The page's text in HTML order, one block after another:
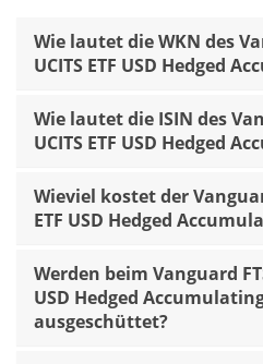
Wie lautet die WKN des
UCITS ETF USD Hedged
Wie lautet die ISIN des
UCITS ETF USD Hedged
Wieviel kostet der
ETF USD Hedged
Werden beim Vanguard
USD Hedged
ausgeschüttet?